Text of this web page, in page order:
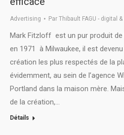
Advertising Par Thibault FAGU - digital
Mark Fitzloff est un pur produit de
en 1971 à Milwaukee, il est
création les plus respectés de la
évidemment, au sein de l’agence
Portland dans la maison mère.
de la création,…
Détails